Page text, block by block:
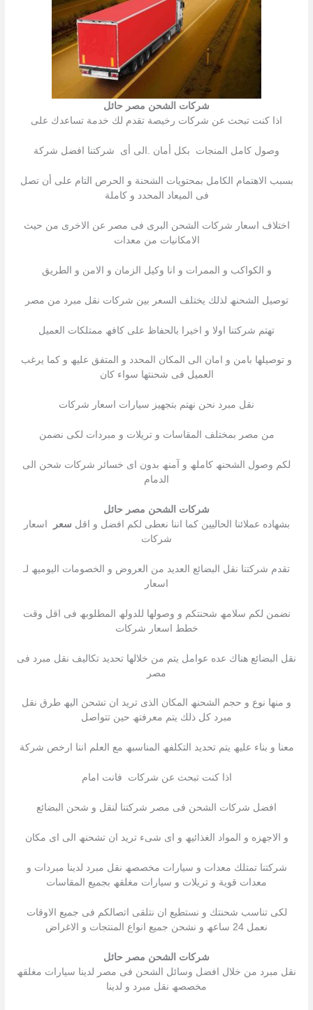
شركات الشحن مصر حائل
اذا كنت تبحث عن شركات رخیصة تقدم لك خدمة تساعدك على
وصول كامل المنجات بكل أمان .الى أى شركتنا افضل شركة
بسبب الاھتمام الكامل بمحتویات الشحنة و الحرص التام على أن تصل
فى المیعاد المحدد و كاملة
اختلاف اسعار شركات الشحن البرى فى مصر عن الاخرى من حیث
الامكانیات من معدات
و الكواكب و الممرات و انا وكيل الزمان و الامن و الطريق
توصیل الشحنھ لذلك یختلف السعر بین شركات نقل مبرد من مصر
تھتم شركتنا اولا و اخیرا بالحفاظ على كافھ ممتلكات العمیل
و توصیلھا بامن و امان الى المكان المحدد و المتفق علیھ و كما یرغب
العمیل فى شحنتھا سواء كان
نقل مبرد نحن نھتم بتجھیز سیارات اسعار شركات
من مصر بمختلف المقاسات و تریلات و مبردات لكى نضمن
لكم وصول الشحنھ كاملھ و آمنھ بدون اى خسائر شركات شحن الى
الدمام
شركات الشحن مصر حائل
بشھاده عملائنا الحالیین كما اننا نعطى لكم افضل و اقل سعر
اسعار
شركات
تقدم شركتنا نقل البضائع العدید من العروض و الخصومات الیومیھ لـ
اسعار
نضمن لكم سلامھ شحنتكم و وصولھا للدولھ المطلوبھ فى اقل وقت
خطط اسعار شركات
نقل البضائع ھناك عده عوامل یتم من خلالھا تحدید تكالیف نقل مبرد فى
مصر
و منھا نوع و حجم الشحنھ المكان الذى ترید ان تشحن الیھ طرق نقل
مبرد كل ذلك یتم معرفتھ حین تتواصل
معنا و بناء علیھ یتم تحدید التكلفھ المناسبھ مع العلم اننا ارخص شركة
اذا كنت تبحث عن شركات فانت امام
افضل شركات الشحن فى مصر شركتنا لنقل و شحن البضائع
و الاجھزه و المواد الغذائیھ و اى شىء ترید ان تشحنھ الى اى مكان
شركتنا تمتلك معدات و سیارات مخصصھ نقل مبرد لدینا مبردات و
معدات قویة و تریلات و سیارات مغلقھ بجمیع المقاسات
لكى تناسب شحنتك و نستطیع ان نتلقى اتصالكم فى جمیع الاوقات
نعمل 24 ساعھ و نشحن جمیع انواع المنتجات و الاغراض
شركات الشحن مصر حائل
نقل مبرد من خلال افضل وسائل الشحن فى مصر لدینا سیارات مغلقھ
مخصصھ نقل مبرد و لدینا